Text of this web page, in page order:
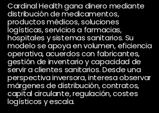
Cardinal Health gana dinero mediante
distribución de medicamentos,
productos médicos, soluciones
logísticas, servicios a farmacias,
hospitales y sistemas sanitarios. Su
modelo se apoya en volumen, eficiencia
operativa, acuerdos con fabricantes,
gestión de inventario y capacidad de
servir a clientes sanitarios. Desde una
perspectiva inversora, interesa observar
márgenes de distribución, contratos,
capital circulante, regulación, costes
logísticos y escala.